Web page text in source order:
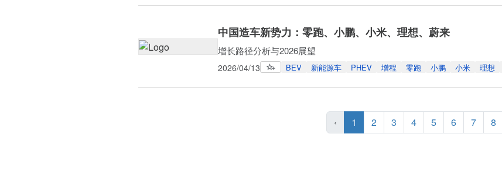
中国造车新势力：零跑、小鹏、小米、理想、蔚来
增长路径分析与2026展望
2026/04/13 BEV 新能源车 PHEV 增程 零跑 小鹏 小米 理想
‹ 1 2 3 4 5 6 7 8